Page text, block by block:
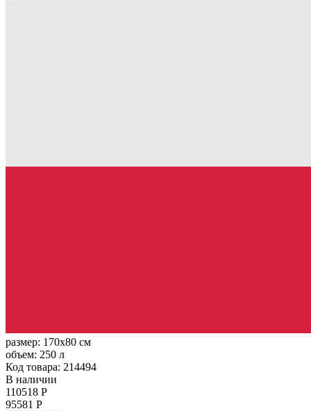
размер: 170x80 см
объем: 250 л
Код товара: 214494
В наличии
110518 Р
95581 Р